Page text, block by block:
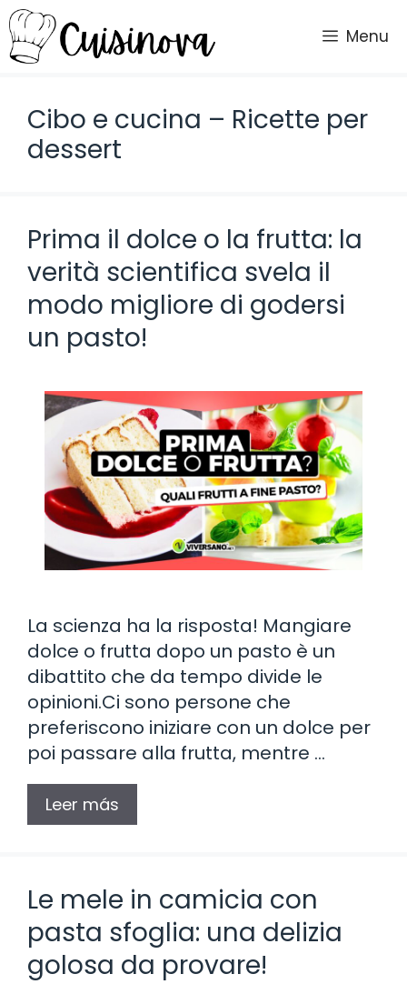
Vai
al
contenuto
Menu
Cibo e cucina – Ricette per
dessert
Prima il dolce o la frutta: la
verità scientifica svela il
modo migliore di godersi
un pasto!
La scienza ha la risposta! Mangiare
dolce o frutta dopo un pasto è un
dibattito che da tempo divide le
opinioni.Ci sono persone che
preferiscono iniziare con un dolce per
poi passare alla frutta, mentre …
Leer más
Le mele in camicia con
pasta sfoglia: una delizia
golosa da provare!